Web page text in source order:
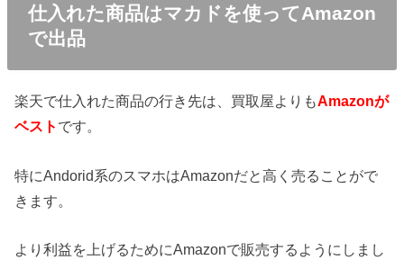
仕入れた商品はマカドを使ってAmazon
で出品
楽天で仕入れた商品の行き先は、買取屋よりもAmazonが
ベスト です。
特にAndorid系のスマホはAmazonだと高く売ることがで
きます。
より利益を上げるためにAmazonで販売するようにしまし